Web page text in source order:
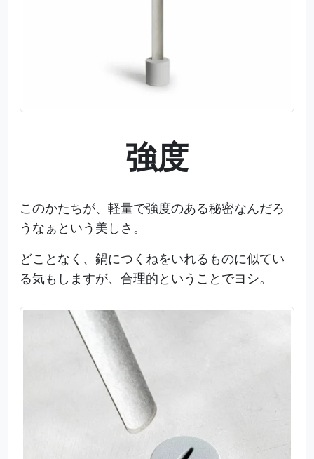
強度
このかたちが、軽量で強度のある秘密なんだろ
うなぁという美しさ。
どことなく、鍋につくねをいれるものに似てい
る気もしますが、合理的ということでヨシ。